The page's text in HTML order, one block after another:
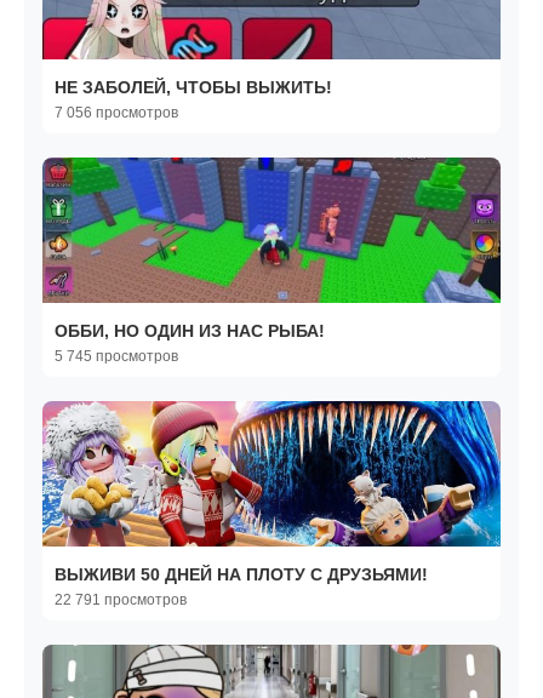
НЕ ЗАБОЛЕЙ, ЧТОБЫ ВЫЖИТЬ!
7 056 просмотров
ОББИ, НО ОДИН ИЗ НАС РЫБА!
5 745 просмотров
ВЫЖИВИ 50 ДНЕЙ НА ПЛОТУ С ДРУЗЬЯМИ!
22 791 просмотров